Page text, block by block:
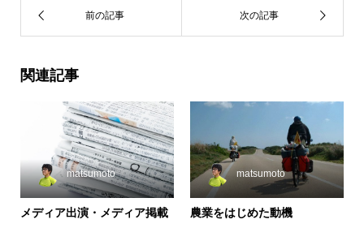
関連記事
matsumoto
メディア出演・メディア掲載
matsumoto
農業をはじめた動機